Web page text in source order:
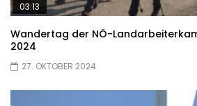
03:13
Wandertag der NÖ-
2024
27. OKTOBER 2024